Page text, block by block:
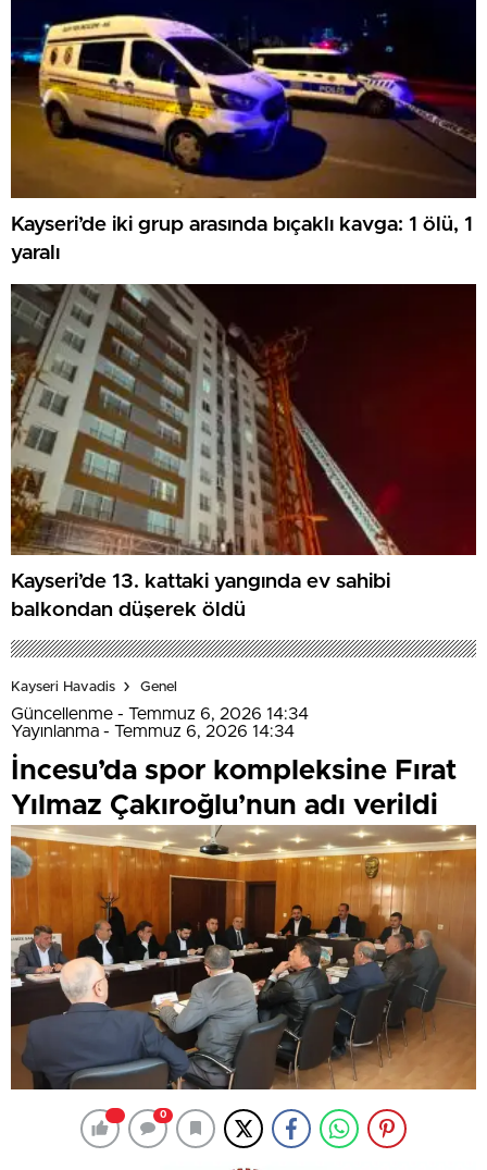
Kayseri’de iki grup arasında bıçaklı kavga: 1 ölü, 1
yaralı
Kayseri’de 13. kattaki yangında ev sahibi
balkondan düşerek öldü
Kayseri Havadis Genel
Güncellenme - Temmuz 6, 2026 14:34
Yayınlanma - Temmuz 6, 2026 14:34
İncesu’da spor kompleksine Fırat
Yılmaz Çakıroğlu’nun adı verildi
0